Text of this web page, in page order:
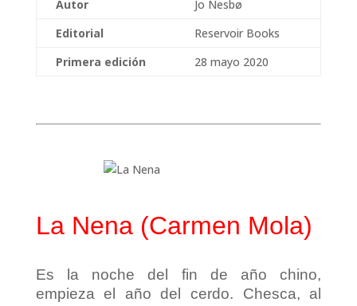
Autor
Jo Nesbø
Editorial
Reservoir Books
Primera edición
28 mayo 2020
La Nena (Carmen Mola)
Es la noche del fin de año chino,
empieza el año del cerdo. Chesca, al